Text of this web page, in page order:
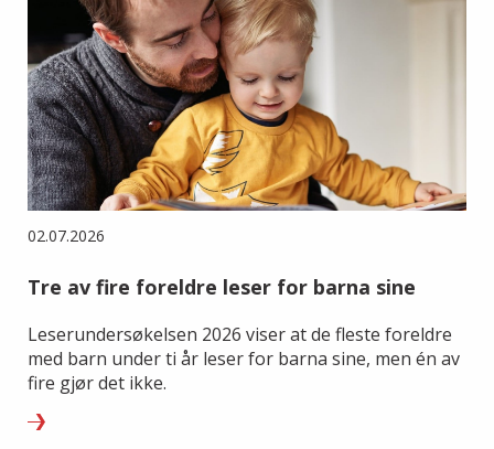
02.07.2026
Tre av fire foreldre leser for barna sine
Leserundersøkelsen 2026 viser at de fleste foreldre
med barn under ti år leser for barna sine, men én av
fire gjør det ikke.